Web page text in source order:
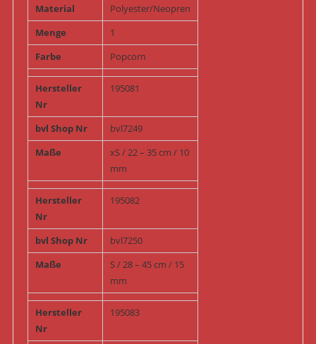
Material
Polyester/Neopren
Menge
1
Farbe
Popcorn
Hersteller
Nr
195081
bvl Shop Nr
bvl7249
Maße
xS / 22 – 35 cm / 10
mm
Hersteller
Nr
195082
bvl Shop Nr
bvl7250
Maße
S / 28 – 45 cm / 15
mm
Hersteller
Nr
195083